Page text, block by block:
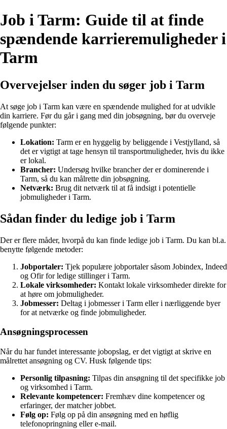
Job i Tarm: Guide til at finde
spændende karrieremuligheder i
Tarm
Overvejelser inden du søger job i Tarm
At søge job i Tarm kan være en spændende mulighed for at udvikle
din karriere. Før du går i gang med din jobsøgning, bør du overveje
følgende punkter:
Lokation: Tarm er en hyggelig by beliggende i Vestjylland, så
det er vigtigt at tage hensyn til transportmuligheder, hvis du ikke
er lokal.
Brancher: Undersøg hvilke brancher der er dominerende i
Tarm, så du kan målrette din jobsøgning.
Netværk: Brug dit netværk til at få indsigt i potentielle
jobmuligheder i Tarm.
Sådan finder du ledige job i Tarm
Der er flere måder, hvorpå du kan finde ledige job i Tarm. Du kan bl.a.
benytte følgende metoder:
Jobportaler: Tjek populære jobportaler såsom Jobindex, Indeed
og Ofir for ledige stillinger i Tarm.
Lokale virksomheder: Kontakt lokale virksomheder direkte for
at høre om jobmuligheder.
Jobmesser: Deltag i jobmesser i Tarm eller i nærliggende byer
for at netværke og finde jobmuligheder.
Ansøgningsprocessen
Når du har fundet interessante jobopslag, er det vigtigt at skrive en
målrettet ansøgning og CV. Husk følgende tips:
Personlig tilpasning: Tilpas din ansøgning til det specifikke job
og virksomhed i Tarm.
Relevante kompetencer: Fremhæv dine kompetencer og
erfaringer, der matcher jobbet.
Følg op: Følg op på din ansøgning med en høflig
telefonopringning eller e-mail.